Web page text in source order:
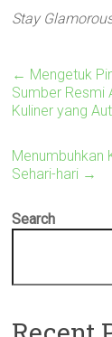
Stay
← Mengetuk
Sumber Resmi
Kuliner yang
Menumbuhkan
Sehari-hari →
Search